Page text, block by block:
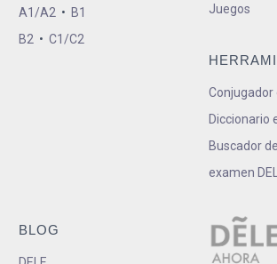
A1/A2 • B1
B2 • C1/C2
Juegos
Conjugador
Diccionario
Buscador
examen
BLOG